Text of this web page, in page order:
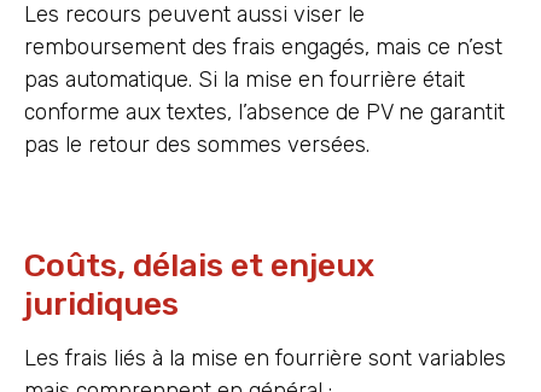
Les recours peuvent aussi viser le
remboursement des frais engagés, mais ce n’est
pas automatique. Si la mise en fourrière était
conforme aux textes, l’absence de PV ne garantit
pas le retour des sommes versées.
Coûts, délais et enjeux
juridiques
Les frais liés à la mise en fourrière sont variables